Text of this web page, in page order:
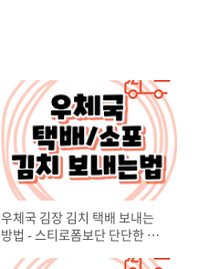
우체국 김장 김치 택배 보내는
방법 - 스티로폼보단 단단한 과